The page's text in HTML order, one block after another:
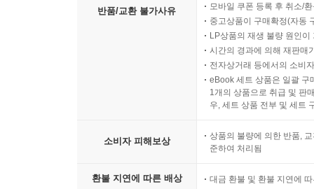
반품/교환 불가사유
모바일 쿠폰 등록 후 취소/
중고상품이 구매확정(자동
LP상품의 재생 불량 원인
시간의 경과에 의해 재판매
전자상거래 등에서의 소비
eBook 세트 상품은 일괄 구
1개의 상품으로 취급 및 판
우, 세트 상품 전부 및 세트
소비자 피해보상
상품의 불량에 의한 반품,
준하여 처리됨
환불 지연에 따른 배상 대금 환불 및 환불 지연에